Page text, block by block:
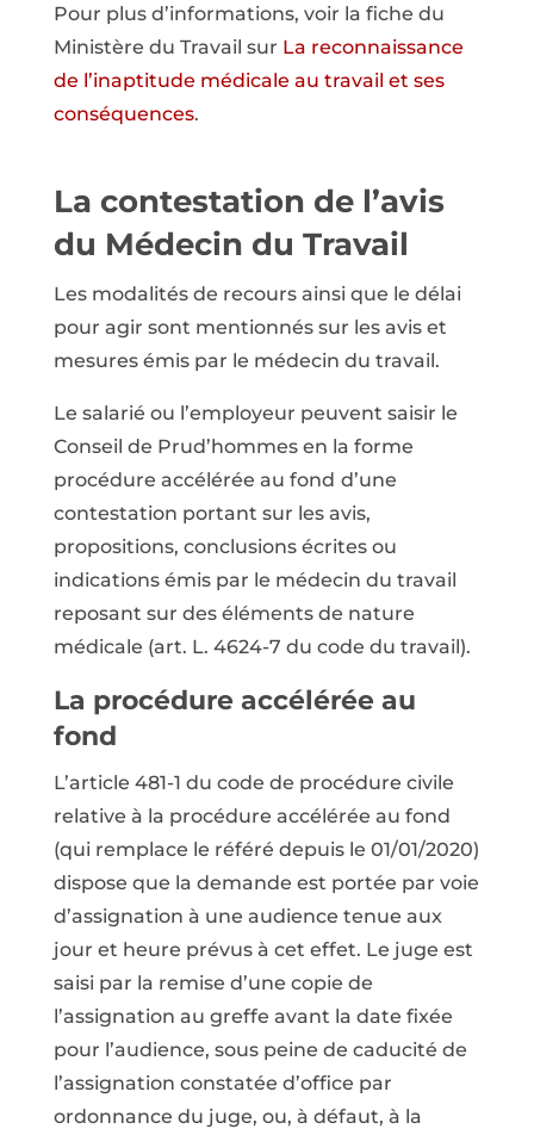
Pour plus d’informations, voir la fiche du
Ministère du Travail sur La reconnaissance
de l’inaptitude médicale au travail et ses
conséquences.
La contestation de l’avis
du Médecin du Travail
Les modalités de recours ainsi que le délai
pour agir sont mentionnés sur les avis et
mesures émis par le médecin du travail.
Le salarié ou l’employeur peuvent saisir le
Conseil de Prud’hommes en la forme
procédure accélérée au fond d’une
contestation portant sur les avis,
propositions, conclusions écrites ou
indications émis par le médecin du travail
reposant sur des éléments de nature
médicale (art. L. 4624-7 du code du travail).
La procédure accélérée au
fond
L’article 481-1 du code de procédure civile
relative à la procédure accélérée au fond
(qui remplace le référé depuis le 01/01/2020)
dispose que la demande est portée par voie
d’assignation à une audience tenue aux
jour et heure prévus à cet effet. Le juge est
saisi par la remise d’une copie de
l’assignation au greffe avant la date fixée
pour l’audience, sous peine de caducité de
l’assignation constatée d’office par
ordonnance du juge, ou, à défaut, à la